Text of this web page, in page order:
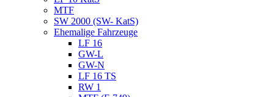
MTF
SW 2000 (SW- KatS)
Ehemalige Fahrzeuge
LF 16
GW-L
GW-N
LF 16 TS
RW 1